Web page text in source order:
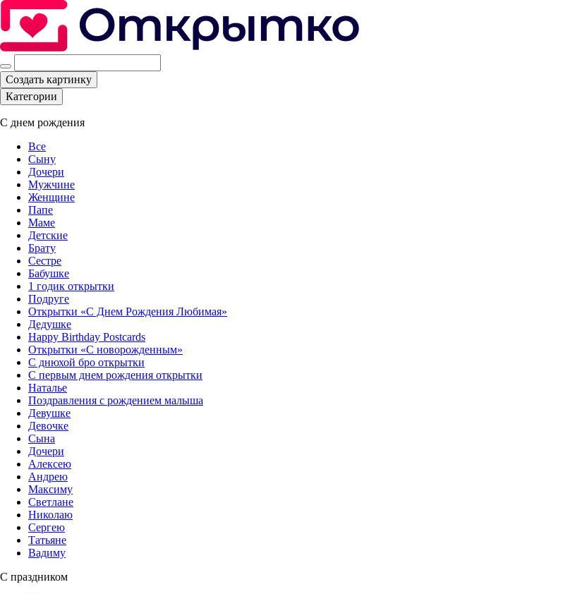
Создать картинку
Категории
С днем рождения
Все
Сыну
Дочери
Мужчине
Женщине
Папе
Маме
Детские
Брату
Сестре
Бабушке
1 годик открытки
Подруге
Открытки «С Днем Рождения Любимая»‎
Дедушке
Happy Birthday Postcards
Открытки «‎С новорожденным»
С днюхой бро открытки
С первым днем рождения открытки
Наталье
Поздравления с рождением малыша
Девушке
Девочке
Сына
Дочери
Алексею
Андрею
Максиму
Светлане
Николаю
Сергею
Татьяне
Вадиму
С праздником